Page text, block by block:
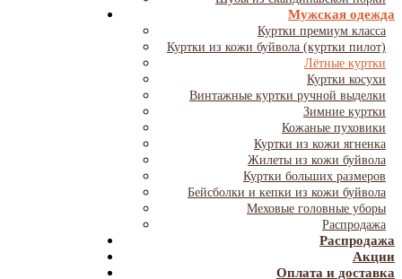
Мужская одежда
Куртки премиум класса
Куртки из кожи буйвола (куртки пилот)
Лётные куртки
Куртки косухи
Винтажные куртки ручной выделки
Зимние куртки
Кожаные пуховики
Куртки из кожи ягненка
Жилеты из кожи буйвола
Куртки больших размеров
Бейсболки и кепки из кожи буйвола
Меховые головные уборы
Распродажа
Распродажа
Акции
Оплата и доставка